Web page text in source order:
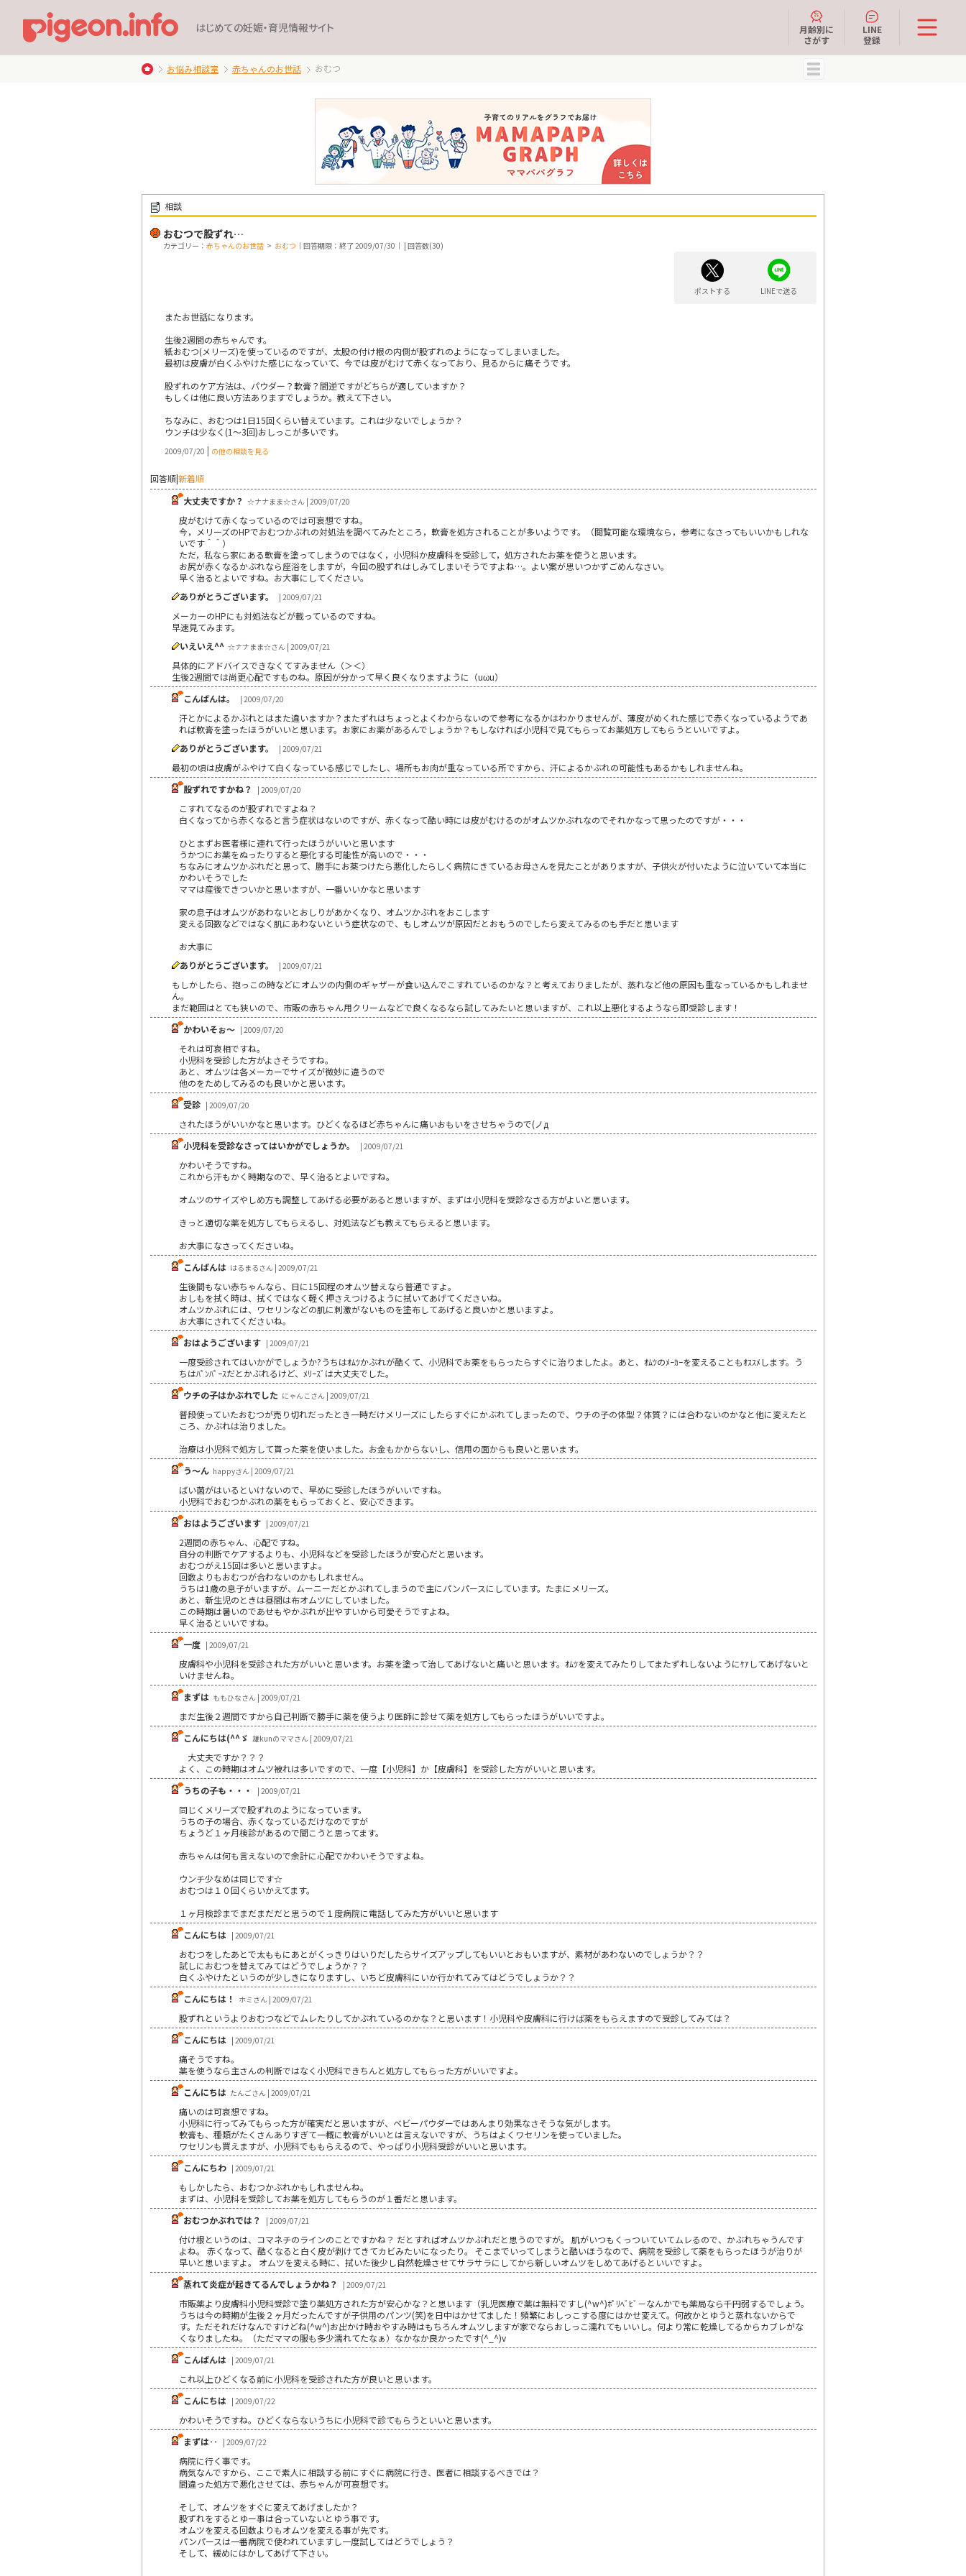
はじめての妊娠・育児情報サイト
月齢別に
さがす
LINE
登録
お悩み相談室 赤ちゃんのお世話 おむつ
相談
おむつで股ずれ…
カテゴリー： 赤ちゃんのお世話 > おむつ ｜回答期限：終了 2009/07/30｜ | 回答数(30)
ポストする LINEで送る
またお世話になります。
生後2週間の赤ちゃんです。
紙おむつ(メリーズ)を使っているのですが、太股の付け根の内側が股ずれのようになってしまいました。
最初は皮膚が白くふやけた感じになっていて、今では皮がむけて赤くなっており、見るからに痛そうです。
股ずれのケア方法は、パウダー？軟膏？間逆ですがどちらが適していますか？
もしくは他に良い方法ありますでしょうか。教えて下さい。
ちなみに、おむつは1日15回くらい替えています。これは少ないでしょうか？
ウンチは少なく(1～3回)おしっこが多いです。
2009/07/20 | の他の相談を見る
回答順|新着順
大丈夫ですか？ ☆ナナまま☆さん | 2009/07/20
皮がむけて赤くなっているのでは可哀想ですね。
今，メリーズのHPでおむつかぶれの対処法を調べてみたところ，軟膏を処方されることが多いようです。（閲覧可能な環境なら，参考になさってもいいかもしれな
いです＾＾）
ただ，私なら家にある軟膏を塗ってしまうのではなく，小児科か皮膚科を受診して，処方されたお薬を使うと思います。
お尻が赤くなるかぶれなら座浴をしますが，今回の股ずれはしみてしまいそうですよね…。よい案が思いつかずごめんなさい。
早く治るとよいですね。お大事にしてください。
ありがとうございます。
| 2009/07/21
メーカーのHPにも対処法などが載っているのですね。
早速見てみます。
いえいえ^^ ☆ナナまま☆さん | 2009/07/21
具体的にアドバイスできなくてすみません（＞＜）
生後2週間では尚更心配ですものね。原因が分かって早く良くなりますように（uωu）
こんばんは。
| 2009/07/20
汗とかによるかぶれとはまた違いますか？またずれはちょっとよくわからないので参考になるかはわかりませんが、薄皮がめくれた感じで赤くなっているようであ
れば軟膏を塗ったほうがいいと思います。お家にお薬があるんでしょうか？もしなければ小児科で見てもらってお薬処方してもらうといいですよ。
ありがとうございます。
| 2009/07/21
最初の頃は皮膚がふやけて白くなっている感じでしたし、場所もお肉が重なっている所ですから、汗によるかぶれの可能性もあるかもしれませんね。
股ずれですかね？
| 2009/07/20
こすれてなるのが股ずれですよね？
白くなってから赤くなると言う症状はないのですが、赤くなって酷い時には皮がむけるのがオムツかぶれなのでそれかなって思ったのですが・・・
ひとまずお医者様に連れて行ったほうがいいと思います
うかつにお薬をぬったりすると悪化する可能性が高いので・・・
ちなみにオムツかぶれだと思って、勝手にお薬つけたら悪化したらしく病院にきているお母さんを見たことがありますが、子供火が付いたように泣いていて本当に
かわいそうでした
ママは産後できついかと思いますが、一番いいかなと思います
家の息子はオムツがあわないとおしりがあかくなり、オムツかぶれをおこします
変える回数などではなく肌にあわないという症状なので、もしオムツが原因だとおもうのでしたら変えてみるのも手だと思います
お大事に
ありがとうございます。
| 2009/07/21
もしかしたら、抱っこの時などにオムツの内側のギャザーが食い込んでこすれているのかな？と考えておりましたが、蒸れなど他の原因も重なっているかもしれませ
ん。
まだ範囲はとても狭いので、市販の赤ちゃん用クリームなどで良くなるなら試してみたいと思いますが、これ以上悪化するようなら即受診します！
かわいそぉ～ | 2009/07/20
それは可哀相ですね。
小児科を受診した方がよさそうですね。
あと、オムツは各メーカーでサイズが微妙に違うので
他のをためしてみるのも良いかと思います。
受診 | 2009/07/20
されたほうがいいかなと思います。ひどくなるほど赤ちゃんに痛いおもいをさせちゃうので(ノд
小児科を受診なさってはいかがでしょうか。
| 2009/07/21
かわいそうですね。
これから汗もかく時期なので、早く治るとよいですね。
オムツのサイズやしめ方も調整してあげる必要があると思いますが、まずは小児科を受診なさる方がよいと思います。
きっと適切な薬を処方してもらえるし、対処法なども教えてもらえると思います。
お大事になさってくださいね。
こんばんは はるまるさん | 2009/07/21
生後間もない赤ちゃんなら、日に15回程のオムツ替えなら普通ですよ。
おしもを拭く時は、拭くではなく軽く押さえつけるように拭いてあげてくださいね。
オムツかぶれには、ワセリンなどの肌に刺激がないものを塗布してあげると良いかと思いますよ。
お大事にされてくださいね。
おはようございます | 2009/07/21
一度受診されてはいかがでしょうか?うちはｵﾑﾂかぶれが酷くて、小児科でお薬をもらったらすぐに治りましたよ。あと、ｵﾑﾂのﾒｰｶｰを変えることもｵｽｽﾒします。う
ちはﾊﾟﾝﾊﾟｰｽだとかぶれるけど、ﾒﾘｰｽﾞは大丈夫でした。
ウチの子はかぶれでした にゃんこさん | 2009/07/21
普段使っていたおむつが売り切れだったとき一時だけメリーズにしたらすぐにかぶれてしまったので、ウチの子の体型？体質？には合わないのかなと他に変えたと
ころ、かぶれは治りました。
治療は小児科で処方して貰った薬を使いました。お金もかからないし、信用の面からも良いと思います。
う～ん happyさん | 2009/07/21
ばい菌がはいるといけないので、早めに受診したほうがいいですね。
小児科でおむつかぶれの薬をもらっておくと、安心できます。
おはようございます | 2009/07/21
2週間の赤ちゃん、心配ですね。
自分の判断でケアするよりも、小児科などを受診したほうが安心だと思います。
おむつがえ15回は多いと思いますよ。
回数よりもおむつが合わないのかもしれません。
うちは1歳の息子がいますが、ムーニーだとかぶれてしまうので主にパンパースにしています。たまにメリーズ。
あと、新生児のときは昼間は布オムツにしていました。
この時期は暑いのであせもやかぶれが出やすいから可愛そうですよね。
早く治るといいですね。
一度 | 2009/07/21
皮膚科や小児科を受診された方がいいと思います。お薬を塗って治してあげないと痛いと思います。ｵﾑﾂを変えてみたりしてまたずれしないようにｹｱしてあげないと
いけませんね。
まずは ももひなさん | 2009/07/21
まだ生後２週間ですから自己判断で勝手に薬を使うより医師に診せて薬を処方してもらったほうがいいですよ。
こんにちは(^^ゞ 雄kunのママさん | 2009/07/21
大丈夫ですか？？？
よく、この時期はオムツ被れは多いですので、一度【小児科】か【皮膚科】を受診した方がいいと思います。
うちの子も・・・
| 2009/07/21
同じくメリーズで股ずれのようになっています。
うちの子の場合、赤くなっているだけなのですが
ちょうど１ヶ月検診があるので聞こうと思ってます。
赤ちゃんは何も言えないので余計に心配でかわいそうですよね。
ウンチ少なめは同じです☆
おむつは１０回くらいかえてます。
１ヶ月検診までまだまだだと思うので１度病院に電話してみた方がいいと思います
こんにちは | 2009/07/21
おむつをしたあとで太ももにあとがくっきりはいりだしたらサイズアップしてもいいとおもいますが、素材があわないのでしょうか？？
試しにおむつを替えてみてはどうでしょうか？？
白くふやけたというのが少しきになりますし、いちど皮膚科にいか行かれてみてはどうでしょうか？？
こんにちは！
ホミさん | 2009/07/21
股ずれというよりおむつなどでムレたりしてかぶれているのかな？と思います！小児科や皮膚科に行けば薬をもらえますので受診してみては？
こんにちは | 2009/07/21
痛そうですね。
薬を使うなら主さんの判断ではなく小児科できちんと処方してもらった方がいいですよ。
こんにちは たんごさん | 2009/07/21
痛いのは可哀想ですね。
小児科に行ってみてもらった方が確実だと思いますが、ベビーパウダーではあんまり効果なさそうな気がします。
軟膏も、種類がたくさんありすぎて一概に軟膏がいいとは言えないですが、うちはよくワセリンを使っていました。
ワセリンも買えますが、小児科でももらえるので、やっぱり小児科受診がいいと思います。
こんにちわ | 2009/07/21
もしかしたら、おむつかぶれかもしれませんね。
まずは、小児科を受診してお薬を処方してもらうのが１番だと思います。
おむつかぶれでは？
| 2009/07/21
付け根というのは、コマネチのラインのことですかね？ だとすればオムツかぶれだと思うのですが。 肌がいつもくっついていてムレるので、かぶれちゃうんです
よね。 赤くなって、酷くなると白く皮が剥けてきてカビみたいになったり。 そこまでいってしまうと酷いほうなので、病院を受診して薬をもらったほうが治りが
早いと思いますよ。 オムツを変える時に、拭いた後少し自然乾燥させてサラサラにしてから新しいオムツをしめてあげるといいですよ。
蒸れて炎症が起きてるんでしょうかね？
| 2009/07/21
市販薬より皮膚科小児科受診で塗り薬処方された方が安心かな？と思います（乳児医療で薬は無料ですし(^w^)ﾎﾟﾘﾍﾞﾋﾞ－なんかでも薬局なら千円弱するでしょう。
うちは今の時期が生後２ヶ月だったんですが子供用のパンツ(笑)を日中はかせてました！頻繁におしっこする度にはかせ変えて。何故かとゆうと蒸れないからで
す。ただそれだけなんですけどね(^w^)お出かけ時おやすみ時はもちろんオムツしますが家でならおしっこ濡れてもいいし。何より常に乾燥してるからカブレがな
くなりましたね。（ただママの服も多少濡れてたなぁ）なかなか良かったです(^_^)v
こんばんは | 2009/07/21
これ以上ひどくなる前に小児科を受診された方が良いと思います。
こんにちは | 2009/07/22
かわいそうですね。ひどくならないうちに小児科で診てもらうといいと思います。
まずは‥
| 2009/07/22
病院に行く事です。
病気なんですから、ここで素人に相談する前にすぐに病院に行き、医者に相談するべきでは？
間違った処方で悪化させては、赤ちゃんが可哀想です。
そして、オムツをすぐに変えてあげましたか？
股ずれをするとゆー事は合っていないとゆう事です。
オムツを変える回数よりもオムツを変える事が先です。
パンパースは一番病院で使われていますし一度試してはどうでしょう？
そして、緩めにはかしてあげて下さい。